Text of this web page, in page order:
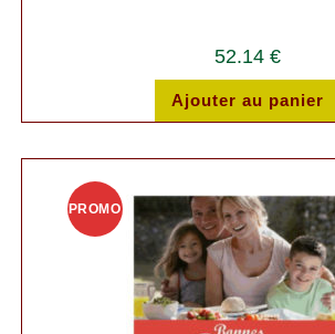
52.14 €
Ajouter au panier
PROMO